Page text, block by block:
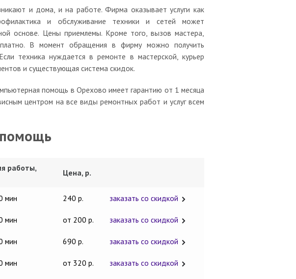
и дома, и на работе. Фирма оказывает услуги как
и обслуживание техники и сетей может
основе. Цены приемлемы. Кроме того, вызов мастера,
В момент обращения в фирму можно получить
техника нуждается в ремонте в мастерской, курьер
и существующая система скидок.
помощь в Орехово имеет гарантию от 1 месяца
центром на все виды ремонтных работ и услуг всем
работы,
Цена, р.
мин 240 р. заказать со скидкой
мин от 200 р. заказать со скидкой
мин 690 р. заказать со скидкой
мин от 320 р. заказать со скидкой